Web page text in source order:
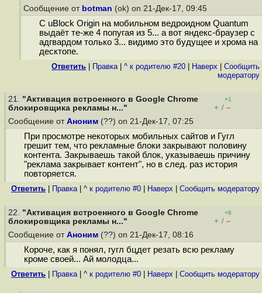
Сообщение от botman (ok) on 21-Дек-17, 09:45
С uBlock Origin на мобильном ведроидном Quantum
выдаёт те-же 4 попугая из 5... а вот яндекс-браузер с
адгвардом только 3... видимо это будущее и хрома на
десктопе.
Ответить Правка| ^ к родителю #20 Наверх
Cообщить
модератору
21. "Активация встроенного в Google Chrome
блокировщика рекламы н..."
+1
+ / –
Сообщение от Аноним (??) on 21-Дек-17, 07:25
При просмотре некоторых мобильных сайтов и Гугл
грешит тем, что рекламные блоки закрывают половину
контента. Закрываешь такой блок, указываешь причину
"реклама закрывает контент", но в след. раз история
повторяется.
Ответить Правка| ^ к родителю #0 Наверх Cообщить модератору
22. "Активация встроенного в Google Chrome
блокировщика рекламы н..."
+8
+ / –
Сообщение от Аноним (??) on 21-Дек-17, 08:16
Короче, как я понял, гугл бцдет резать всю рекламу
кроме своей... Ай молодца...
Ответить Правка| ^ к родителю #0 Наверх Cообщить модератору